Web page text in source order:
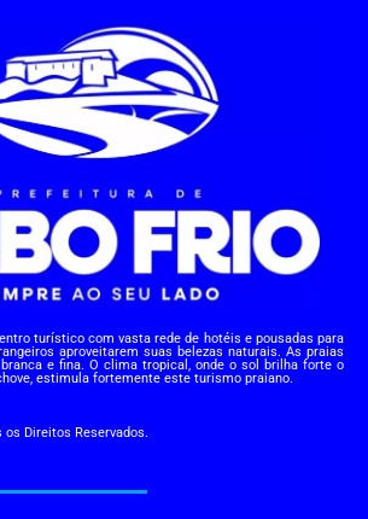
turístico com vasta rede de hotéis e pousadas para
aproveitarem suas belezas naturais. As praias
e fina. O clima tropical, onde o sol brilha forte o
estimula fortemente este turismo praiano.
Direitos Reservados.